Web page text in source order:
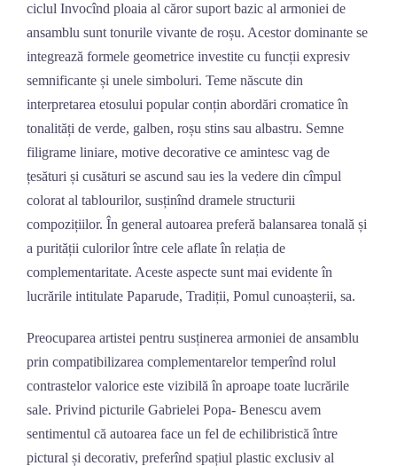
ciclul Invocînd ploaia al căror suport bazic al armoniei de
ansamblu sunt tonurile vivante de roșu. Acestor dominante se
integrează formele geometrice investite cu funcții expresiv
semnificante și unele simboluri. Teme născute din
interpretarea etosului popular conțin abordări cromatice în
tonalități de verde, galben, roșu stins sau albastru. Semne
filigrame liniare, motive decorative ce amintesc vag de
țesături și cusături se ascund sau ies la vedere din cîmpul
colorat al tablourilor, susținînd dramele structurii
compozițiilor. În general autoarea preferă balansarea tonală și
a purității culorilor între cele aflate în relația de
complementaritate. Aceste aspecte sunt mai evidente în
lucrările intitulate Paparude, Tradiții, Pomul cunoașterii, sa.
Preocuparea artistei pentru susținerea armoniei de ansamblu
prin compatibilizarea complementarelor temperînd rolul
contrastelor valorice este vizibilă în aproape toate lucrările
sale. Privind picturile Gabrielei Popa- Benescu avem
sentimentul că autoarea face un fel de echilibristică între
pictural și decorativ, preferînd spațiul plastic exclusiv al